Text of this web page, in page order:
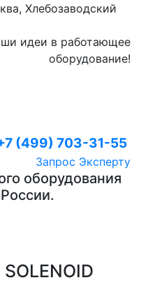
Хлебозаводский
идеи в работающее
оборудование!
(499) 703-31-55
Запрос Эксперту
оборудования